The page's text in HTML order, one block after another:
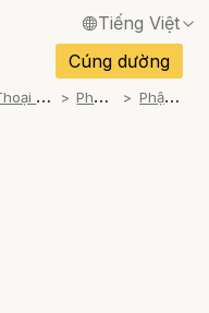
Tiếng Việt
Tiếng Anh
/ Tiếng Pháp
Cúng dường
P
háp Thoại Theo Bộ An Cư Kiết Đông P
háp Thoại Video P
hật Pháp Căn Bản